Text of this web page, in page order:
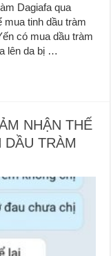
Dagiafa qua
mua tinh dầu tràm
có mua dầu tràm
lên da bị …
NHẬN THẾ
TRÀM